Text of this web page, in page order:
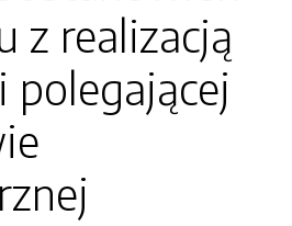
z realizacją